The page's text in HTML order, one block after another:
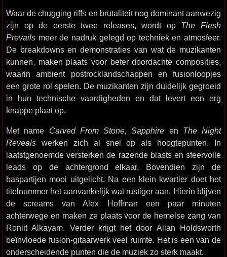
Waar de chugging riffs en brutaliteit nog dominant aanwezig
zijn op de eerste twee releases, wordt op The Flesh
Prevails meer de nadruk gelegd op techniek en atmosfeer.
De breakdowns en demonstraties van wat de muzikanten
kunnen, maken plaats voor beter doordachte composities,
waarin ambient postrocklandschappen en fusionloopjes
een grote rol spelen. De muzikanten zijn duidelijk gegroeid
in hun technische vaardigheden en dat levert een erg
knappe plaat op.
Met name Carved From Stone, Sapphire en The Night
Reveals werken zich al snel op als hoogtepunten. In
laatstgenoemde versterken de razende blasts en sfeervolle
leads op de achtergrond elkaar. Bovendien zijn de
baspartijen mooi uitgelicht. Na een klein kwartier doet het
titelnummer het aanvankelijk wat rustiger aan. Hierin blijven
de screams van Alex Hoffman een paar minuten
achterwege en maken ze plaats voor de hemelse zang van
Roniit Alkayam. Verder krijgt het door Allan Holdsworth
beïnvloede fusion-gitaarwerk veel ruimte. Het is een van de
onderscheidende punten die de muziek zo sterk maakt.